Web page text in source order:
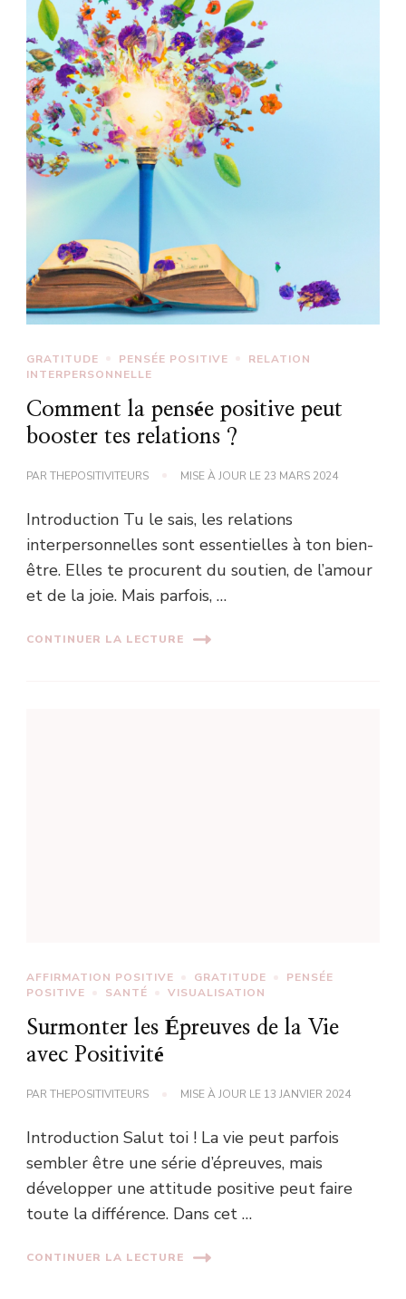
GRATITUDE PENSÉE POSITIVE
RELATION
INTERPERSONNELLE
Comment la pensée positive peut
booster tes relations ?
PARTHEPOSITIVITEURS MISE À JOUR LE 23 MARS 2024
Introduction Tu le sais, les relations
interpersonnelles sont essentielles à ton bien-
être. Elles te procurent du soutien, de l’amour
et de la joie. Mais parfois, …
CONTINUER LA LECTURE
AFFIRMATION POSITIVE GRATITUDE
PENSÉE
POSITIVE
SANTÉ VISUALISATION
Surmonter les Épreuves de la Vie
avec Positivité
PARTHEPOSITIVITEURS MISE À JOUR LE 13 JANVIER 2024
Introduction Salut toi ! La vie peut parfois
sembler être une série d’épreuves, mais
développer une attitude positive peut faire
toute la différence. Dans cet …
CONTINUER LA LECTURE